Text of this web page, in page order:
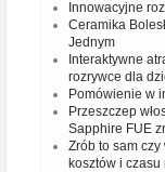
Innowacyjne
Ceramika
Jednym
Interaktywne
rozrywce dla
Pomówienie w
Przeszczep
Sapphire FUE
Zrób to sam
kosztów i